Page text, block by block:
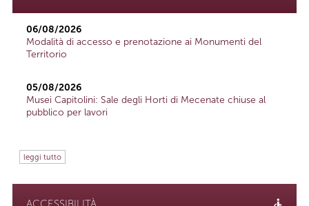
06/08/2026
Modalità di accesso e prenotazione ai Monumenti del
Territorio
05/08/2026
Musei Capitolini: Sale degli Horti di Mecenate chiuse al
pubblico per lavori
leggi tutto